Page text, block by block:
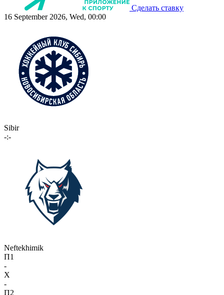
Сделать ставку
16 September 2026, Wed, 00:00
Sibir
-:-
Neftekhimik
П1
-
X
-
П2